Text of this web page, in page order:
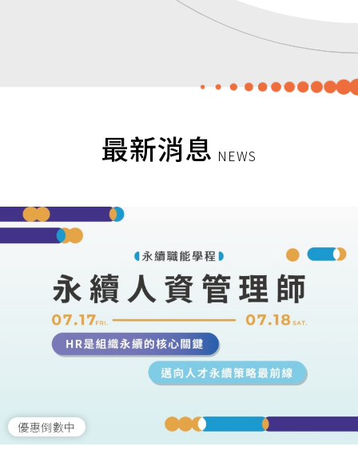
最新消息 NEWS
優惠倒數中